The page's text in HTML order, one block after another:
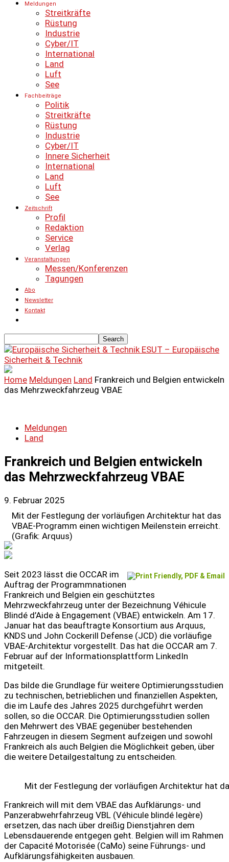
Meldungen
Streitkräfte
Rüstung
Industrie
Cyber/IT
International
Land
Luft
See
Fachbeiträge
Politik
Streitkräfte
Rüstung
Industrie
Cyber/IT
Innere Sicherheit
International
Land
Luft
See
Zeitschrift
Profil
Redaktion
Service
Verlag
Veranstaltungen
Messen/Konferenzen
Tagungen
Abo
Newsletter
Kontakt
ESUT – Europäische
Sicherheit & Technik
Home Meldungen Land Frankreich und Belgien entwickeln
das Mehrzweckfahrzeug VBAE
Meldungen
Land
Frankreich und Belgien entwickeln
das Mehrzweckfahrzeug VBAE
9. Februar 2025
Mit der Festlegung der vorläufigen Architektur hat das
VBAE-Programm einen wichtigen Meilenstein erreicht.
(Grafik: Arquus)
Seit 2023 lässt die OCCAR im
Auftrag der Programmnationen
Frankreich und Belgien ein geschütztes
Mehrzweckfahrzeug unter der Bezeichnung Véhicule
Blindé d’Aide à Engagement (VBAE) entwickeln. Am 17.
Januar hat das beauftragte Konsortium aus Arquus,
KNDS und John Cockerill Defense (JCD) die vorläufige
VBAE-Architektur vorgestellt. Das hat die OCCAR am 7.
Februar auf der Informationsplattform LinkedIn
mitgeteilt.
Das bilde die Grundlage für weitere Optimierungsstudien
zu technischen, betrieblichen und finanziellen Aspekten,
die im Laufe des Jahres 2025 durchgeführt werden
sollen, so die OCCAR. Die Optimierungsstudien sollen
den Mehrwert des VBAE gegenüber bestehenden
Fahrzeugen in diesem Segment aufzeigen und sowohl
Frankreich als auch Belgien die Möglichkeit geben, über
die weitere Detailgestaltung zu entscheiden.
Mit der Festlegung der vorläufigen Architektur hat
Frankreich will mit dem VBAE das Aufklärungs- und
Panzerabwehrfahrzeug VBL (Véhicule blindé legère)
ersetzen, das nach über dreißig Dienstjahren dem
Lebensdauerende entgegen geht. Belgien will im Rahmen
der Capacité Motorisée (CaMo) seine Führungs- und
Aufklärungsfähigkeiten ausbauen.